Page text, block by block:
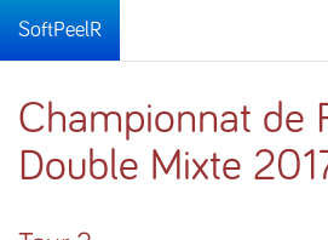
SoftPeelR
Championnat de
Double Mixte